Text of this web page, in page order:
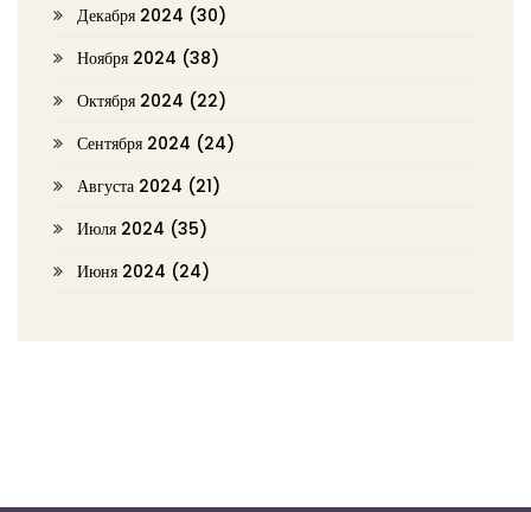
Декабря 2024 (30)
Ноября 2024 (38)
Октября 2024 (22)
Сентября 2024 (24)
Августа 2024 (21)
Июля 2024 (35)
Июня 2024 (24)